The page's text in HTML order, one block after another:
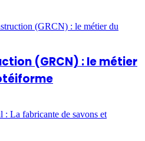
(GRCN) : le métier